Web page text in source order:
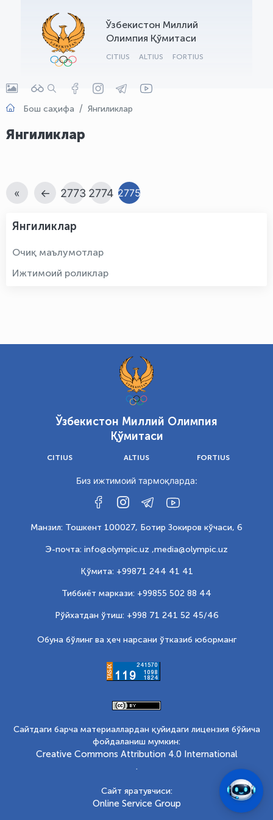
Ўзбекистон Миллий
Олимпия Қўмитаси
CITIUS ALTIUS FORTIUS
Бош саҳифа Янгиликлар
Янгиликлар
« ← 2773 2774 2775
Янгиликлар
Очиқ маълумотлар
Ижтимоий роликлар
Ўзбекистон Миллий Олимпия
Қўмитаси
CITIUS ALTIUS FORTIUS
Биз ижтимоий тармоқларда:
Манзил: Тошкент 100027, Ботир Зокиров кўчаси, 6
Э-почта: info@olympic.uz ,media@olympic.uz
Қўмита: +99871 244 41 41
Тиббиёт маркази: +99855 502 88 44
Рўйхатдан ўтиш: +998 71 241 52 45/46
Обуна бўлинг ва ҳеч нарсани ўтказиб юборманг
Сайтдаги барча материаллардан қуйидаги лицензия бўйича
фойдаланиш мумкин:
Creative Commons Attribution 4.0 International
.
Сайт яратувчиси:
Online Service Group
OLYMPCHIK AI - yordamchi
Онлайн · olympic.uz